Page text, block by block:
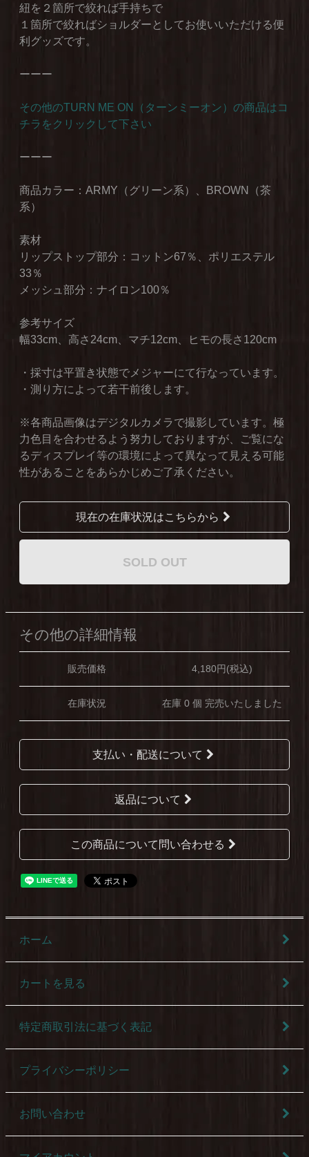
紐を２箇所で絞れば手持ちで
１箇所で絞ればショルダーとしてお使いいただける便
利グッズです。
ーーー
その他のTURN ME ON（ターンミーオン）の商品はコ
チラをクリックして下さい
ーーー
商品カラー：ARMY（グリーン系）、BROWN（茶
系）
素材
リップストップ部分：コットン67％、ポリエステル
33％
メッシュ部分：ナイロン100％
参考サイズ
幅33cm、高さ24cm、マチ12cm、ヒモの長さ120cm
・採寸は平置き状態でメジャーにて行なっています。
・測り方によって若干前後します。
※各商品画像はデジタルカメラで撮影しています。極
力色目を合わせるよう努力しておりますが、ご覧にな
るディスプレイ等の環境によって異なって見える可能
性があることをあらかじめご了承ください。
現在の在庫状況はこちらから
SOLD OUT
その他の詳細情報
販売価格 4,180円(税込)
在庫状況 在庫 0 個 完売いたしました
支払い・配送について
返品について
この商品について問い合わせる
ホーム
カートを見る
特定商取引法に基づく表記
プライバシーポリシー
お問い合わせ